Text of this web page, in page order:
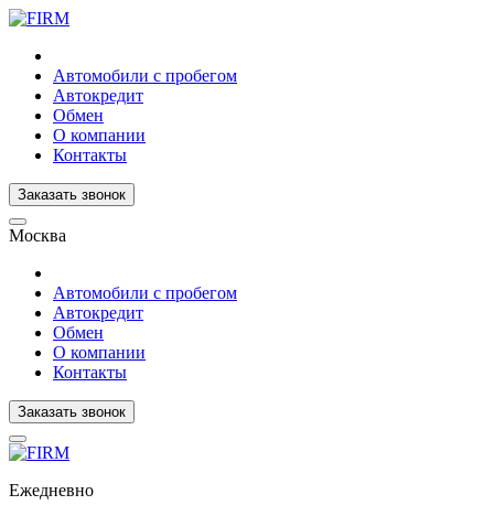
Автомобили с пробегом
Автокредит
Обмен
О компании
Контакты
Заказать звонок
Москва
Автомобили с пробегом
Автокредит
Обмен
О компании
Контакты
Заказать звонок
Ежедневно